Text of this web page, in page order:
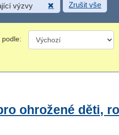
výzvy Zrušit vše
podle:
ohrožené děti,